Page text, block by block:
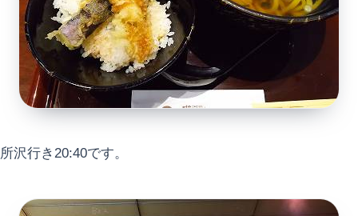
所沢行き20:40です。